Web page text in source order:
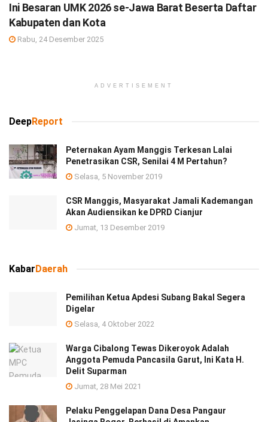
Ini Besaran UMK 2026 se-Jawa Barat Beserta Daftar
Kabupaten dan Kota
Rabu, 24 Desember 2025
ADVERTISEMENT
DeepReport
Peternakan Ayam Manggis Terkesan Lalai
Penetrasikan CSR, Senilai 4 M Pertahun?
Selasa, 5 November 2019
CSR Manggis, Masyarakat Jamali Kademangan
Akan Audiensikan ke DPRD Cianjur
Jumat, 13 Desember 2019
Kabar Daerah
Pemilihan Ketua Apdesi Subang Bakal Segera
Digelar
Selasa, 4 Oktober 2022
Warga Cibalong Tewas Dikeroyok Adalah
Anggota Pemuda Pancasila Garut, Ini Kata H.
Delit Suparman
Jumat, 28 Mei 2021
Pelaku Penggelapan Dana Desa Pangaur